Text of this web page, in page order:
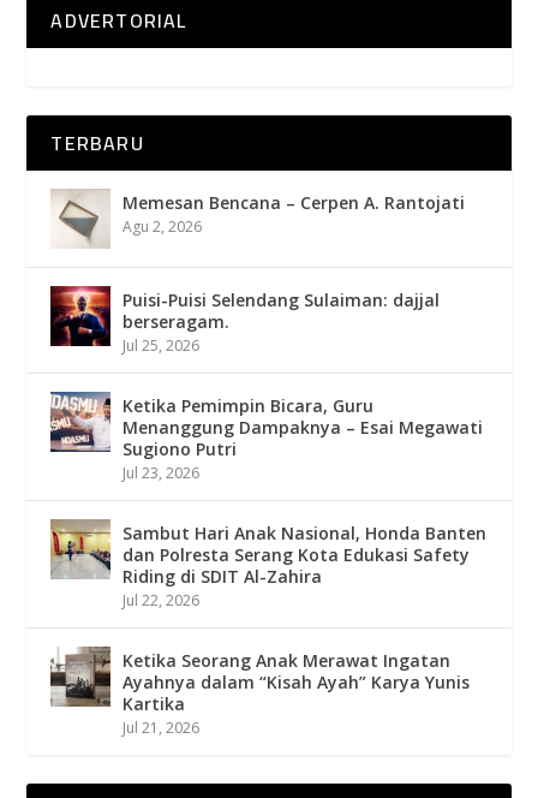
ADVERTORIAL
TERBARU
Memesan Bencana – Cerpen A. Rantojati
Agu 2, 2026
Puisi-Puisi Selendang Sulaiman: dajjal
berseragam.
Jul 25, 2026
Ketika Pemimpin Bicara, Guru
Menanggung Dampaknya – Esai Megawati
Sugiono Putri
Jul 23, 2026
Sambut Hari Anak Nasional, Honda Banten
dan Polresta Serang Kota Edukasi Safety
Riding di SDIT Al-Zahira
Jul 22, 2026
Ketika Seorang Anak Merawat Ingatan
Ayahnya dalam “Kisah Ayah” Karya Yunis
Kartika
Jul 21, 2026